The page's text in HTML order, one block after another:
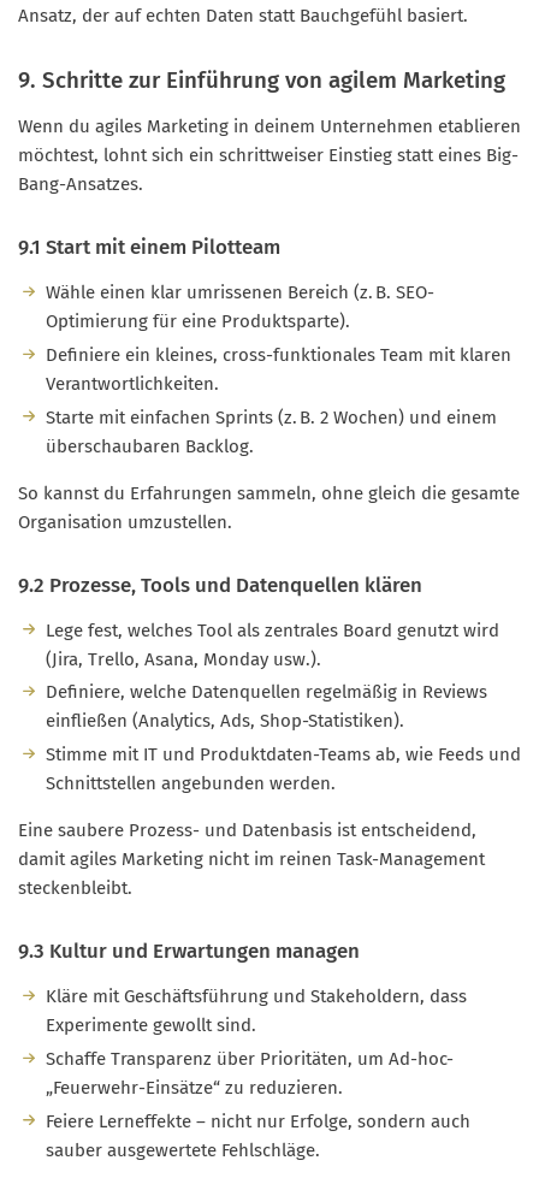
Ansatz, der auf echten Daten statt Bauchgefühl basiert.
9. Schritte zur Einführung von agilem Marketing
Wenn du agiles Marketing in deinem Unternehmen etablieren
möchtest, lohnt sich ein schrittweiser Einstieg statt eines Big-
Bang-Ansatzes.
9.1 Start mit einem Pilotteam
Wähle einen klar umrissenen Bereich (z. B. SEO-
Optimierung für eine Produktsparte).
Definiere ein kleines, cross-funktionales Team mit klaren
Verantwortlichkeiten.
Starte mit einfachen Sprints (z. B. 2 Wochen) und einem
überschaubaren Backlog.
So kannst du Erfahrungen sammeln, ohne gleich die gesamte
Organisation umzustellen.
9.2 Prozesse, Tools und Datenquellen klären
Lege fest, welches Tool als zentrales Board genutzt wird
(Jira, Trello, Asana, Monday usw.).
Definiere, welche Datenquellen regelmäßig in Reviews
einfließen (Analytics, Ads, Shop-Statistiken).
Stimme mit IT und Produktdaten-Teams ab, wie Feeds und
Schnittstellen angebunden werden.
Eine saubere Prozess- und Datenbasis ist entscheidend,
damit agiles Marketing nicht im reinen Task-Management
steckenbleibt.
9.3 Kultur und Erwartungen managen
Kläre mit Geschäftsführung und Stakeholdern, dass
Experimente gewollt sind.
Schaffe Transparenz über Prioritäten, um Ad-hoc-
„Feuerwehr-Einsätze“ zu reduzieren.
Feiere Lerneffekte – nicht nur Erfolge, sondern auch
sauber ausgewertete Fehlschläge.